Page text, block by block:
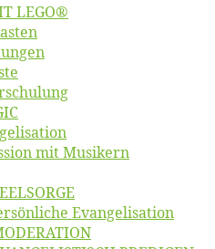
LEGO®
mit Musikern
Evangelisation